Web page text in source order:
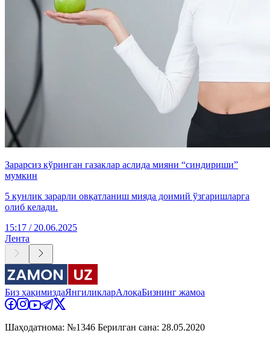
Зарарсиз кўринган газаклар аслида мияни “синдириши”
мумкин
5 кунлик зарарли овқатланиш мияда доимий ўзгаришларга
олиб келади.
15:17 / 20.06.2025
Лента
Биз ҳақимиздаЯнгиликларАлоқаБизнинг жамоа
Шаҳодатнома: №1346 Берилган сана: 28.05.2020